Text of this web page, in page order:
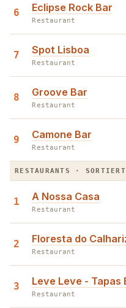
6 Eclipse Rock Bar
Restaurant
7 Spot Lisboa
Restaurant
8 Groove Bar
Restaurant
9 Camone Bar
Restaurant
RESTAURANTS · SORTIERT
1 A Nossa Casa
Restaurant
2 Floresta do
Restaurant
3 Leve Leve - Tapas
Restaurant